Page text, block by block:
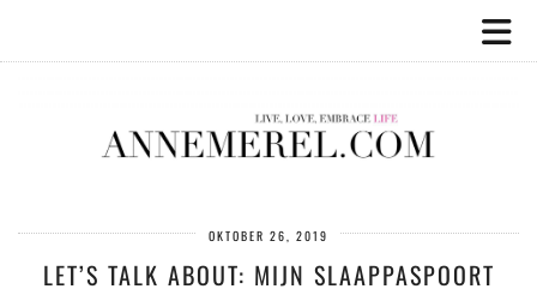
OKTOBER 26, 2019
LET’S TALK ABOUT: MIJN SLAAPPASPOORT